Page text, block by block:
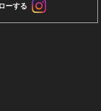
ーする